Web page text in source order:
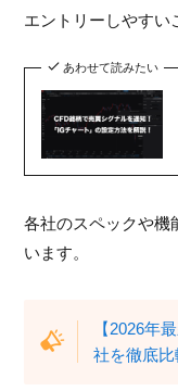
エントリーしやすい
あわせて読みたい
各社のスペックや機
います。
【2026年
社を徹底比